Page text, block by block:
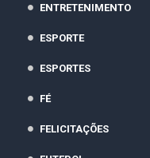
ENTRETENIMENTO
ESPORTE
ESPORTES
FÉ
FELICITAÇÕES